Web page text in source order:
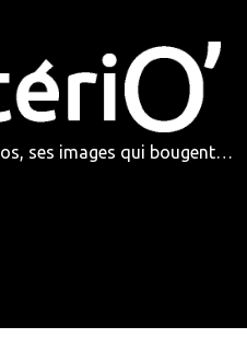
ses images qui bougent…